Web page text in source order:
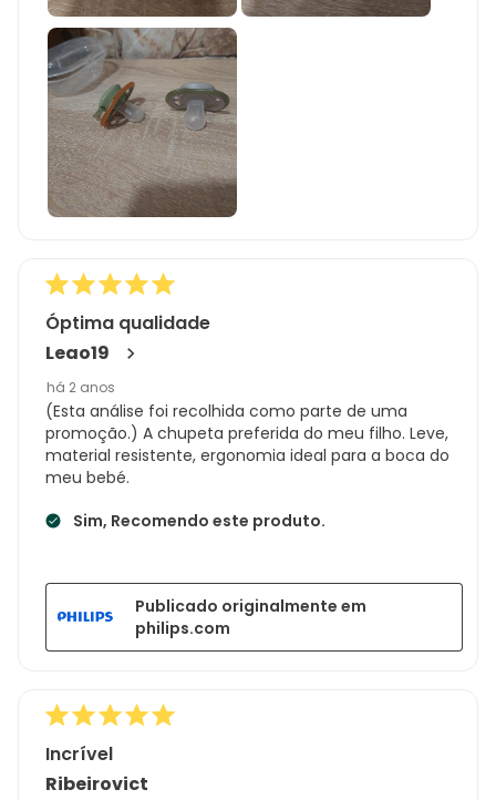
Óptima qualidade
Leao19
há 2 anos
(Esta análise foi recolhida como parte de uma
promoção.) A chupeta preferida do meu filho. Leve,
material resistente, ergonomia ideal para a boca do
meu bebé.
Sim, Recomendo este produto.
Publicado originalmente em
philips.com
Incrível
Ribeirovict